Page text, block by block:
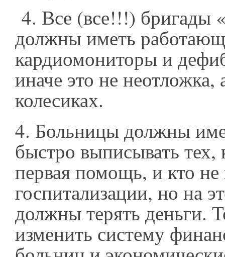
4. Все (все!!!) бригады
должны иметь
кардиомониторы и
иначе это не неотложка,
колесиках.
4. Больницы должны
быстро выписывать тех,
первая помощь, и кто не
госпитализации, но на
должны терять деньги.
изменить систему